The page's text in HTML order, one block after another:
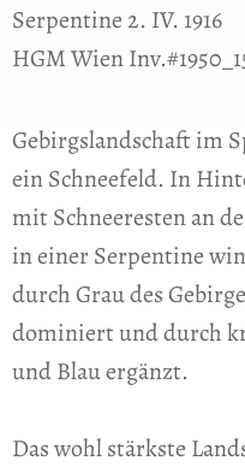
Serpentine 2. IV. 1916
HGM Wien
Gebirgslandschaft im
ein Schneefeld. In
mit Schneeresten an
in einer Serpentine
durch Grau des
dominiert und durch
und Blau ergänzt.
Das wohl stärkste